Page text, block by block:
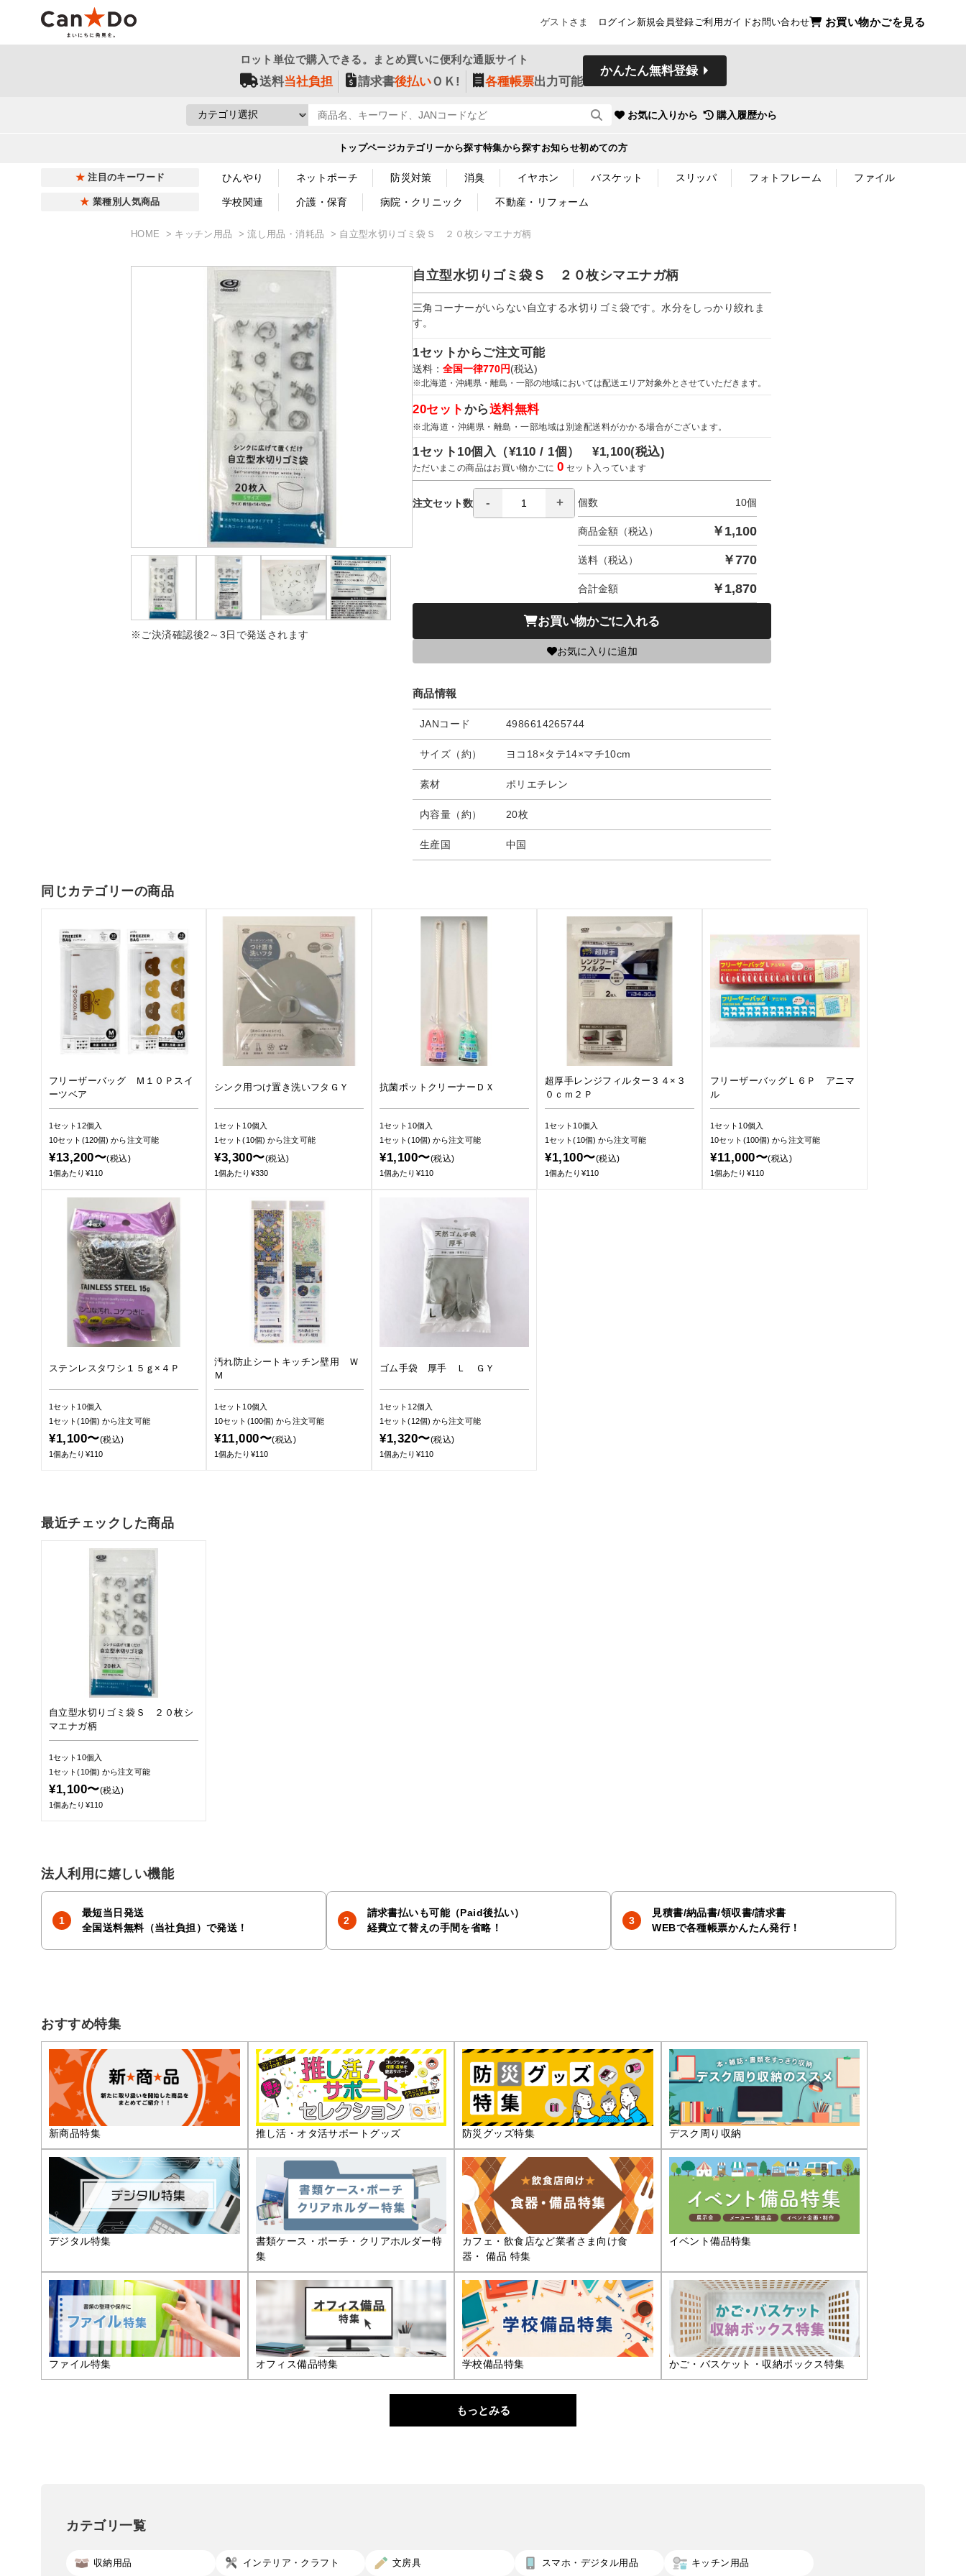
ゲストさま ログイン 新規会員登録ご利用ガイドお問い合わせ お買い物かごを見る
ロット単位で購入できる。まとめ買いに便利な通販サイト
送料当社負担 請求書後払いＯＫ! 各種帳票出力可能
かんたん無料登録
お気に入りから 購入履歴から
トップページカテゴリーから探す特集から探すお知らせ初めての方
注目のキーワード ひんやり ネットポーチ 防災対策 消臭 イヤホン バスケット スリッパ フォトフレーム ファイル
業種別人気商品 学校関連 介護・保育 病院・クリニック 不動産・リフォーム
HOME キッチン用品 流し用品・消耗品 自立型水切りゴミ袋Ｓ ２０枚シマエナガ柄
※ご決済確認後2～3日で発送されます
自立型水切りゴミ袋Ｓ ２０枚シマエナガ柄
三角コーナーがいらない自立する水切りゴミ袋です。水分をしっかり絞れま
す。
1セットからご注文可能
送料： 全国一律770円(税込)
※北海道・沖縄県・離島・一部の地域においては配送エリア対象外とさせていただきます。
20セット から送料無料
※北海道・沖縄県・離島・一部地域は別途配送料がかかる場合がございます。
1セット10個入（¥110 / 1個）¥1,100(税込)
ただいまこの商品はお買い物かごに0 セット入っています
注文セット数 個数 10個
商品金額（税込） ￥ 1,100
送料（税込） ￥770
合計金額 ￥ 1,870
お買い物かごに入れる
お気に入りに追加
商品情報
JANコード 4986614265744
サイズ（約） ヨコ18×タテ14×マチ10cm
素材 ポリエチレン
内容量（約） 20枚
生産国 中国
同じカテゴリーの商品
フリーザーバッグ Ｍ１０Ｐスイ
ーツベア
1セット12個入
10セット(120個)から注文可能
¥13,200〜(税込)
1個あたり¥110
シンク用つけ置き洗いフタＧＹ
1セット10個入
1セット(10個)から注文可能
¥3,300〜(税込)
1個あたり¥330
抗菌ポットクリーナーＤＸ
1セット10個入
1セット(10個)から注文可能
¥1,100〜(税込)
1個あたり¥110
超厚手レンジフィルター３４×３
０ｃｍ２Ｐ
1セット10個入
1セット(10個)から注文可能
¥1,100〜(税込)
1個あたり¥110
フリーザーバッグＬ６Ｐ アニマ
ル
1セット10個入
10セット(100個)から注文可能
¥11,000〜(税込)
1個あたり¥110
ステンレスタワシ１５ｇ×４Ｐ
1セット10個入
1セット(10個)から注文可能
¥1,100〜(税込)
1個あたり¥110
汚れ防止シートキッチン壁用 Ｗ
Ｍ
1セット10個入
10セット(100個)から注文可能
¥11,000〜(税込)
1個あたり¥110
ゴム手袋 厚手 Ｌ ＧＹ
1セット12個入
1セット(12個)から注文可能
¥1,320〜(税込)
1個あたり¥110
最近チェックした商品
自立型水切りゴミ袋Ｓ ２０枚シ
マエナガ柄
1セット10個入
1セット(10個)から注文可能
¥1,100〜(税込)
1個あたり¥110
法人利用に嬉しい機能
最短当日発送
全国送料無料（当社負担）で発送！
請求書払いも可能（Paid後払い）
経費立て替えの手間を省略！
見積書/納品書/領収書/請求書
WEBで各種帳票かんたん発行！
おすすめ特集
新商品特集 推し活・オタ活サポートグッズ 防災グッズ特集 デスク周り収納
デジタル特集
書類ケース・ポーチ・クリアホルダー特
集
カフェ・飲食店など業者さま向け食
器・ 備品 特集
イベント備品特集
ファイル特集 オフィス備品特集 学校備品特集 かご・バスケット・収納ボックス特集
もっとみる
カテゴリ一覧
収納用品 インテリア・クラフト 文房具 スマホ・デジタル用品 キッチン用品